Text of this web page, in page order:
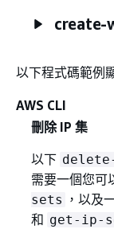
create-
以下程式碼範例
AWS CLI
刪除 IP 集
以下
需要一個您可
sets ，以及
和 get-ip-